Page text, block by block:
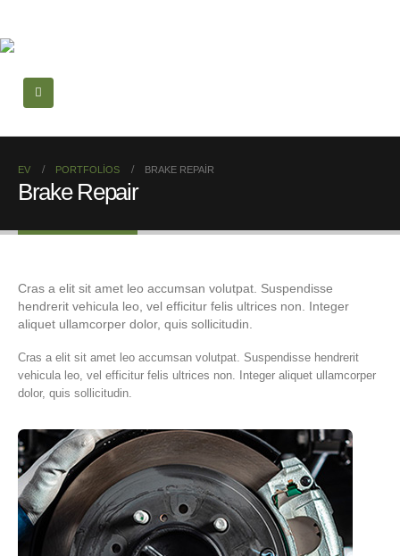
EV PORTFOLIOS BRAKE REPAIR
Brake Repair
Cras a elit sit amet leo accumsan volutpat. Suspendisse
hendrerit vehicula leo, vel efficitur felis ultrices non. Integer
aliquet ullamcorper dolor, quis sollicitudin.
Cras a elit sit amet leo accumsan volutpat. Suspendisse hendrerit
vehicula leo, vel efficitur felis ultrices non. Integer aliquet ullamcorper
dolor, quis sollicitudin.